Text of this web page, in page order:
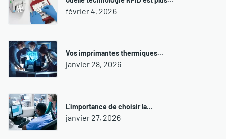
février 4, 2026
Vos imprimantes thermiques…
janvier 28, 2026
L'importance de choisir la…
janvier 27, 2026